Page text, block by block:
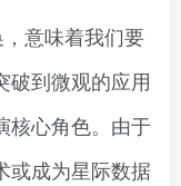
意味着我们要
破到微观的应用
核心角色。由于
或成为星际数据